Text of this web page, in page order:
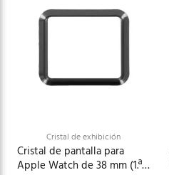
Cristal de exhibición
Cristal de pantalla para
Apple Watch de 38 mm (1.ª